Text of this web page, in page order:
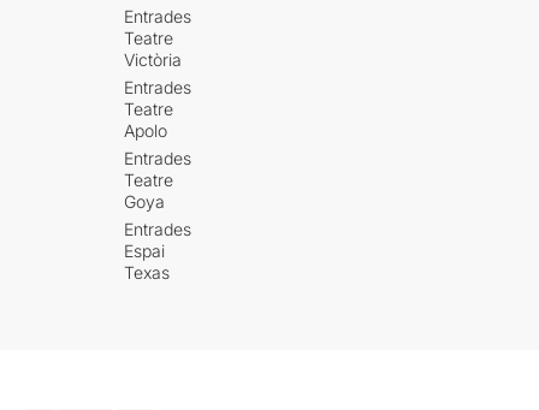
Entrades
Teatre
Victòria
Entrades
Teatre
Apolo
Entrades
Teatre
Goya
Entrades
Espai
Texas